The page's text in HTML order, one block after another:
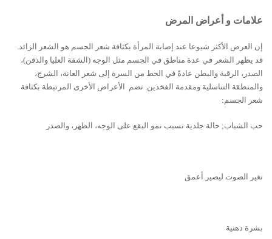
علامات و أعراض المرض
إن العرض الأكثر شيوعا عند إصابة المرﺃة بكثافة شعر الجسم ھو الشعر الزائد.
قد يظهر الشعر في عدة مناطق في الجسم مثل الوجه (الشفة العليا والذقن)،
الصدر، الرقبة والبطن عادةً في الخط من السرة إلى شعر العانة، الشرج،
والمنطقة التناسلية ومقدمة الفخذين. تضم الأعراض الأخرى المرتبطة بكثافة
شعر الجسم:
حب الشباب; حالة جلدية تسبب نمو البقع على الوجه، الظھر، والصدر
تغير الصوت ليصير ﺃعمق
بشرة دھنية